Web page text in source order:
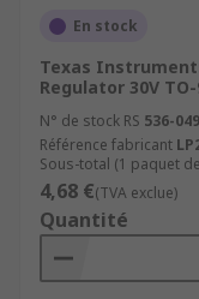
En stock
Texas
Regulator 30V
N° de stock RS 536-
Référence fabricant
Sous-total (1 paquet
4,68 €(TVA exclue)
Quantité